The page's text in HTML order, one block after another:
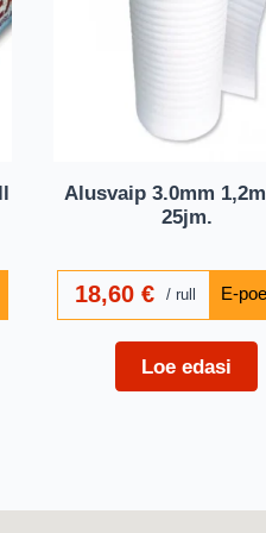
Alusvaip 3.0mm
25jm.
18,60 € rull
Loe edasi